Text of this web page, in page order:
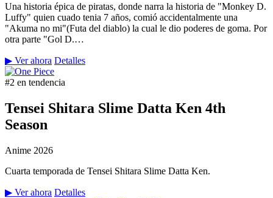
Una historia épica de piratas, donde narra la historia de "Monkey D.
Luffy" quien cuado tenia 7 años, comió accidentalmente una
"Akuma no mi"(Futa del diablo) la cual le dio poderes de goma. Por
otra parte "Gol D.…
▶ Ver ahora Detalles
#2 en tendencia
Tensei Shitara Slime Datta Ken 4th
Season
Anime 2026
Cuarta temporada de Tensei Shitara Slime Datta Ken.
▶ Ver ahora Detalles